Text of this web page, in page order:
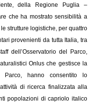
della Regione Puglia –
che ha mostrato sensibilità a
strutture logistiche, per quattro
provenienti da tutta Italia, tra
dell’Osservatorio del Parco,
Onlus che gestisce la
Parco, hanno consentito lo
di ricerca finalizzata alla
popolazioni di capriolo italico